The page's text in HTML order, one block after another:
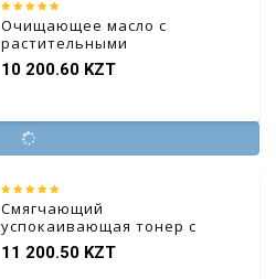
Очищающее масло с
растительными
экстрактами
10 200.60 KZT
Смягчающий
успокаивающая тонер с
ниацинамидом и
экстрактом лука
11 200.50 KZT